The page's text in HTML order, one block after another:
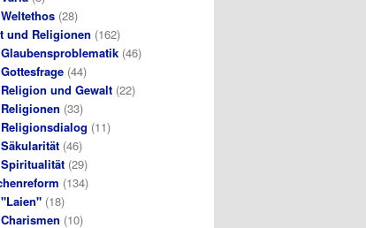
Weltethos(28)
und Religionen (162)
Glaubensproblematik(46)
Gottesfrage(44)
Religion und Gewalt(22)
Religionen (33)
Religionsdialog (11)
Säkularität(46)
Spiritualität(29)
(134)
"Laien"(18)
Charismen (10)